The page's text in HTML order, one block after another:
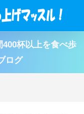
400杯以上を食べ歩
ログ